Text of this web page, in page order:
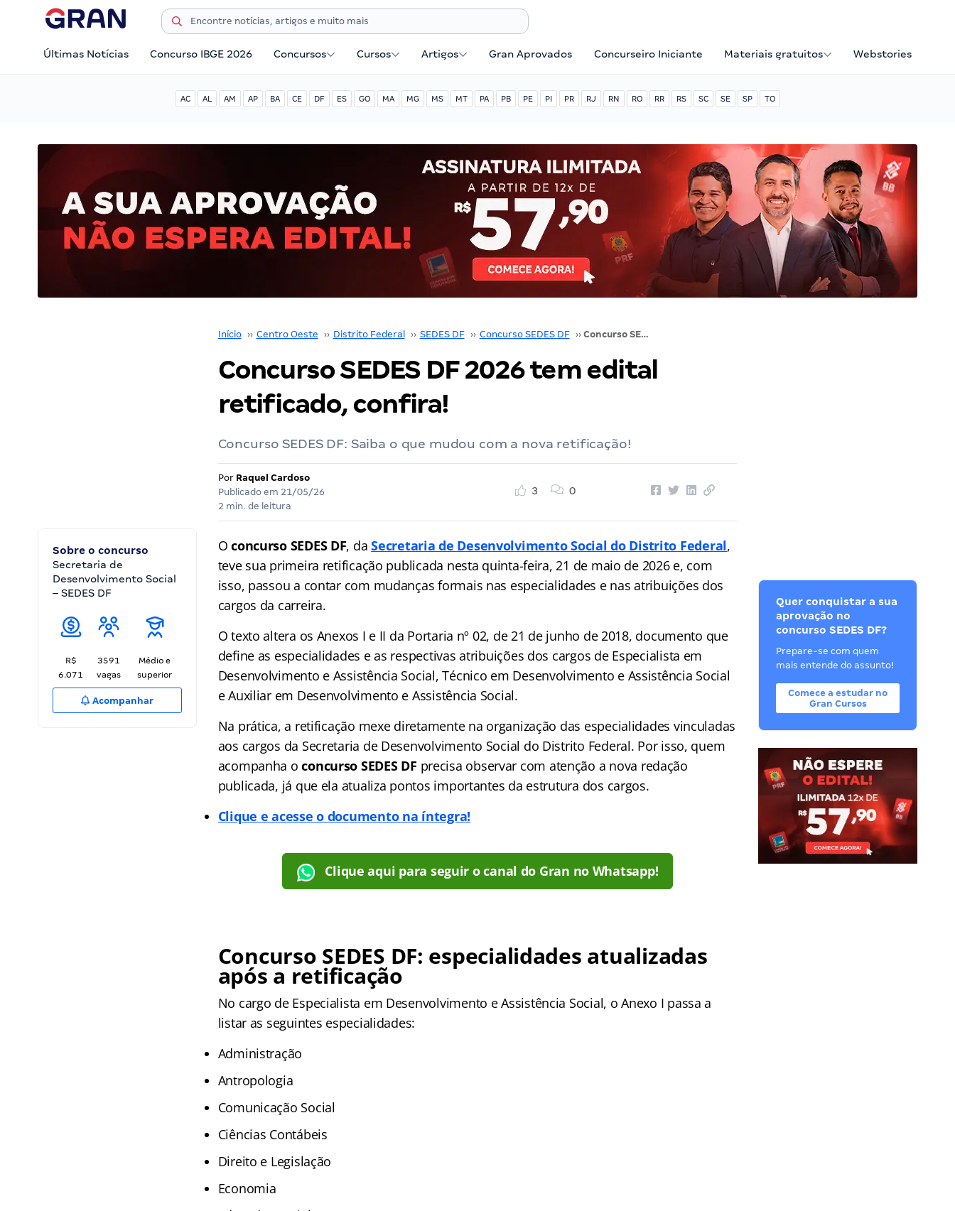
Últimas Notícias Concurso IBGE 2026 Concursos Cursos Artigos Gran Aprovados Concurseiro Iniciante Materiais gratuitos Webstories
AC AL AM AP BA CE DF ES GO MA MG MS MT PA PB PE PI PR RJ RN RO RR RS SC SE SP TO
Início ›› Centro Oeste ›› Distrito Federal ›› SEDES DF ›› Concurso SEDES DF ›› Concurso SEDES DF 2026 tem edital retificado, confira!
Concurso SEDES DF 2026 tem edital
retificado, confira!
Concurso SEDES DF: Saiba o que mudou com a nova retificação!
Por Raquel Cardoso
Publicado em 21/05/26
2 min. de leitura
3 0
Sobre o concurso
Secretaria de
Desenvolvimento Social
– SEDES DF
R$
6.071
3591
vagas
Médio e
superior
Acompanhar
Oconcurso SEDES DF, daSecretaria de Desenvolvimento Social do Distrito Federal,
teve sua primeira retificação publicada nesta quinta-feira, 21 de maio de 2026 e, com
isso, passou a contar com mudanças formais nas especialidades e nas atribuições dos
cargos da carreira.
O texto altera os Anexos I e II da Portaria nº 02, de 21 de junho de 2018, documento que
define as especialidades e as respectivas atribuições dos cargos de Especialista em
Desenvolvimento e Assistência Social, Técnico em Desenvolvimento e Assistência Social
e Auxiliar em Desenvolvimento e Assistência Social.
Na prática, a retificação mexe diretamente na organização das especialidades vinculadas
aos cargos da Secretaria de Desenvolvimento Social do Distrito Federal. Por isso, quem
acompanha oconcurso SEDES DF precisa observar com atenção a nova redação
publicada, já que ela atualiza pontos importantes da estrutura dos cargos.
Clique e acesse o documento na íntegra!
Clique aqui para seguir o canal do Gran no Whatsapp!
Concurso SEDES DF: especialidades atualizadas
após a retificação
No cargo de Especialista em Desenvolvimento e Assistência Social, o Anexo I passa a
listar as seguintes especialidades:
Administração
Antropologia
Comunicação Social
Ciências Contábeis
Direito e Legislação
Economia
Quer conquistar a sua
aprovação no
concurso SEDES DF?
Prepare-se com quem
mais entende do assunto!
Comece a estudar no
Gran Cursos